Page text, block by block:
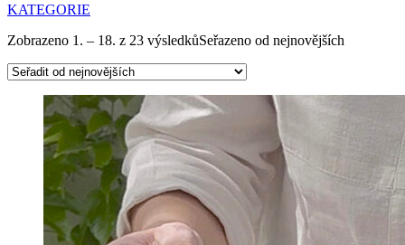
KATEGORIE
Zobrazeno 1. – 18. z 23 výsledkůSeřazeno od nejnovějších